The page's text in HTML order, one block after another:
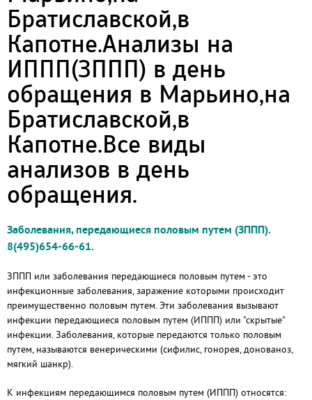
Братиславской,в
Капотне.Анализы на
ИППП(ЗППП) в день
обращения в Марьино,на
Братиславской,в
Капотне.Все виды
анализов в день
обращения.
Заболевания, передающиеся половым путем (ЗППП).
8(495)654-66-61.
ЗППП или заболевания передающиеся половым путем - это
инфекционные заболевания, заражение которыми происходит
преимущественно половым путем. Эти заболевания вызывают
инфекции передающиеся половым путем (ИППП) или "скрытые"
инфекции. Заболевания, которые передаются только половым
путем, называются венерическими (сифилис, гонорея, донованоз,
мягкий шанкр).
К инфекциям передающимся половым путем (ИППП) относятся: